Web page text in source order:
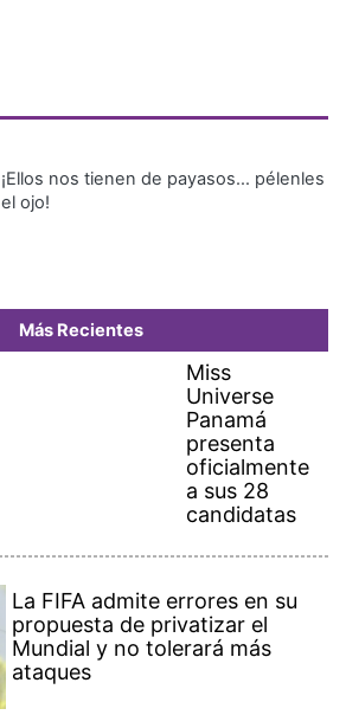
¡Ellos nos tienen de payasos… pélenles
el ojo!
Más Recientes
Miss
Universe
Panamá
presenta
oficialmente
a sus 28
candidatas
La FIFA admite errores en su
propuesta de privatizar el
Mundial y no tolerará más
ataques